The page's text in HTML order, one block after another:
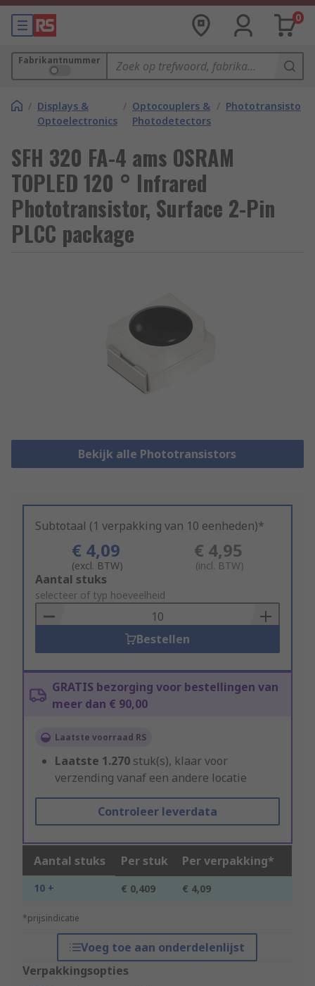
0
Fabrikantnummer
/ Displays &
Optoelectronics
/ Optocouplers &
Photodetectors
/ Phototransistors
SFH 320 FA-4 ams OSRAM
TOPLED 120 ° Infrared
Phototransistor, Surface 2-Pin
PLCC package
Bekijk alle Phototransistors
Subtotaal (1 verpakking van 10 eenheden)*
€ 4,09
(excl. BTW)
€ 4,95
(incl. BTW)
Add
to
Basket
Aantal stuks
selecteer of typ hoeveelheid
Bestellen
GRATIS bezorging voor bestellingen van
meer dan € 90,00
Laatste voorraad RS
Laatste 1.270 stuk(s), klaar voor
verzending vanaf een andere locatie
Controleer leverdata
Aantal stuks Per stuk Per verpakking*
10 + € 0,409 € 4,09
*prijsindicatie
Voeg toe aan onderdelenlijst
Verpakkingsopties